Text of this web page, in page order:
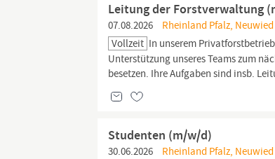
Leitung der Forstverwaltung
07.08.2026
Rheinland Pfalz,
Vollzeit In unserem
Unterstützung unseres Teams zum
besetzen. Ihre Aufgaben sind insb.
Studenten (m/w/d)
30.06.2026
Rheinland Pfalz,